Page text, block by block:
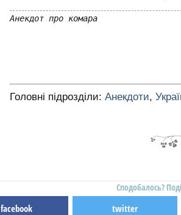
Анекдот про комара
Головні підрозділи:Анекдоти,
Сподобалось?
facebook twitter